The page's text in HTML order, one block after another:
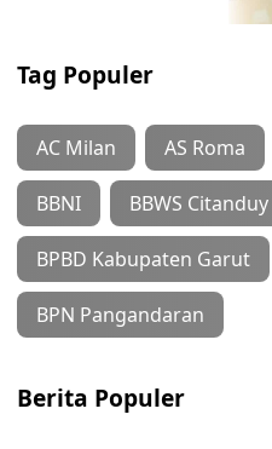
Tag Populer
AC Milan AS Roma
BBNI BBWS Citanduy
BPBD Kabupaten Garut
BPN Pangandaran
Berita Populer